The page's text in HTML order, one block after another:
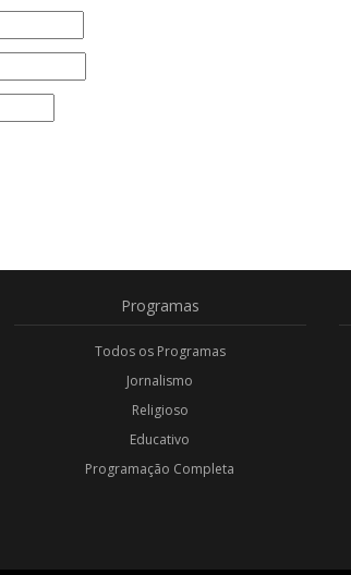
Programas
Todos os Programas
Jornalismo
Religioso
Educativo
Programação Completa